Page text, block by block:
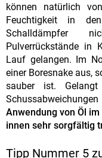
können natürlich
Feuchtigkeit in
Schalldämpfer
Pulverrückstände in
Lauf gelangen. Im
einer Boresnake aus,
sauber ist.
Anwendung von Öl
innen sehr sorgfältig
Tipp Nummer 5